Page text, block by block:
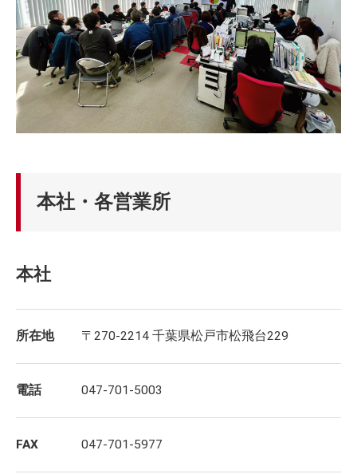
本社・各営業所
本社
所在地 〒270-2214 千葉県松戸市松飛台229
電話 047-701-5003
FAX 047-701-5977